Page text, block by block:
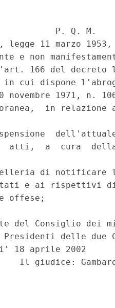
P. Q. M.
legge 11 marzo 1953,
e non
166 del decreto
in cui dispone
novembre 1971, n.
in
atti,  a  cura
di notificare
e ai rispettivi
offese;
del Consiglio dei
delle due
18 aprile 2002
Il giudice: